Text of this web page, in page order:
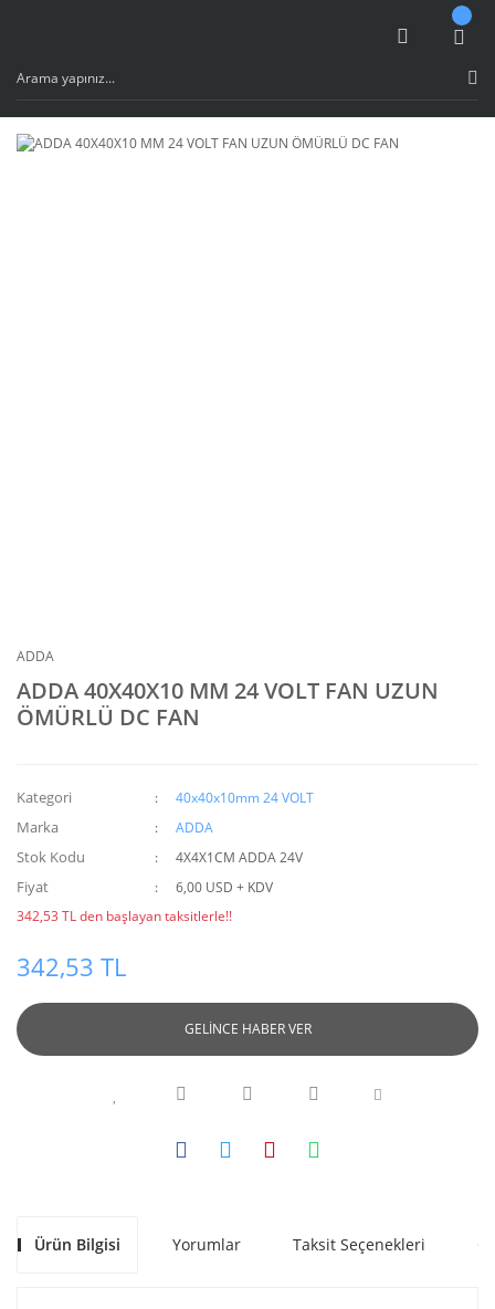
ADDA
ADDA 40X40X10 MM 24 VOLT FAN UZUN
ÖMÜRLÜ DC FAN
Kategori 40x40x10mm 24 VOLT
Marka ADDA
Stok Kodu 4X4X1CM ADDA 24V
Fiyat
6,00 USD + KDV
342,53 TL den başlayan taksitlerle!!
342,53 TL
GELİNCE HABER VER
Ürün Bilgisi Yorumlar Taksit Seçenekleri